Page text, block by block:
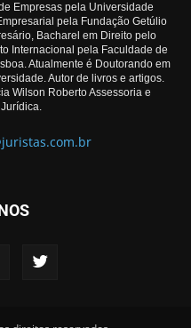
Empresas pela Universidade
pela Fundação Getúlio
Bacharel em Direito pelo
Internacional pela Faculdade de
Atualmente é Doutorando em
Autor de livros e artigos.
Wilson Roberto Assessoria e